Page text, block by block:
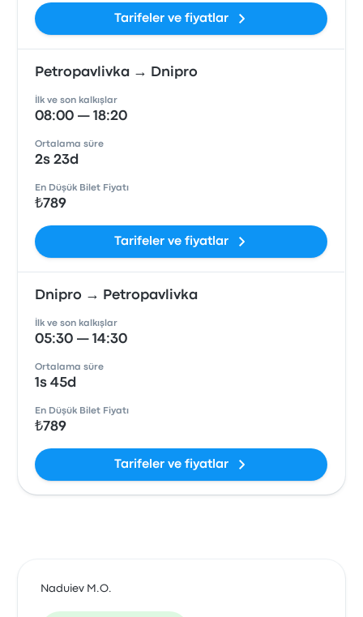
Tarifeler ve fiyatlar
Petropavlivka → Dnipro
İlk ve son kalkışlar
08:00 — 18:20
Ortalama süre
2s 23d
En Düşük Bilet Fiyatı
₺789
Tarifeler ve fiyatlar
Dnipro → Petropavlivka
İlk ve son kalkışlar
05:30 — 14:30
Ortalama süre
1s 45d
En Düşük Bilet Fiyatı
₺789
Tarifeler ve fiyatlar
Naduiev M.O.